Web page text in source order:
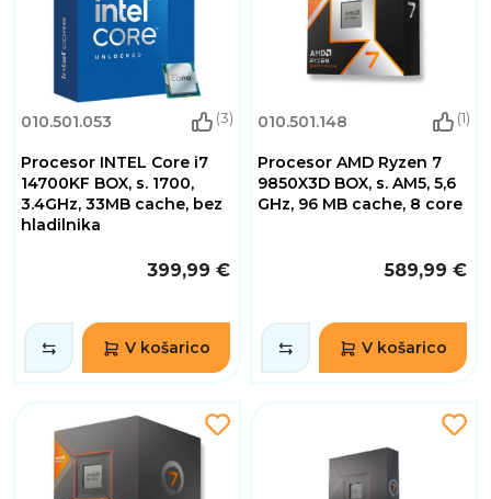
010.501.053 (3)
Procesor INTEL Core i7
14700KF BOX, s. 1700,
3.4GHz, 33MB cache, bez
hladilnika
399,99 €
V košarico
010.501.148 (1)
Procesor AMD Ryzen 7
9850X3D BOX, s. AM5, 5,6
GHz, 96 MB cache, 8 core
589,99 €
V košarico